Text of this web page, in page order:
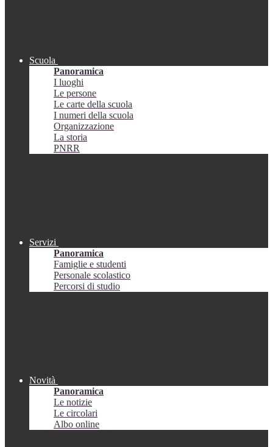
Scuola
Panoramica
I luoghi
Le persone
Le carte della scuola
I numeri della scuola
Organizzazione
La storia
PNRR
Servizi
Panoramica
Famiglie e studenti
Personale scolastico
Percorsi di studio
Novità
Panoramica
Le notizie
Le circolari
Albo online